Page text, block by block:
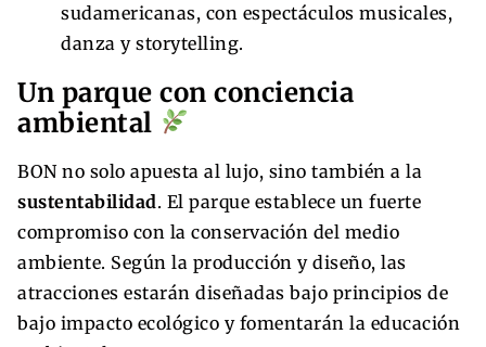
sudamericanas, con espectáculos musicales,
danza y storytelling.
Un parque con conciencia
ambiental
BON no solo apuesta al lujo, sino también a la
sustentabilidad. El parque establece un fuerte
compromiso con la conservación del medio
ambiente. Según la producción y diseño, las
atracciones estarán diseñadas bajo principios de
bajo impacto ecológico y fomentarán la educación